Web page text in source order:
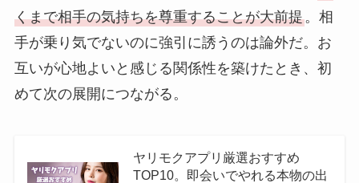
くまで相手の気持ちを尊重することが大前提。相
手が乗り気でないのに強引に誘うのは論外だ。お
互いが心地よいと感じる関係性を築けたとき、初
めて次の展開につながる。
ヤリモクアプリ厳選おすすめ
TOP10。即会いでやれる本物の出